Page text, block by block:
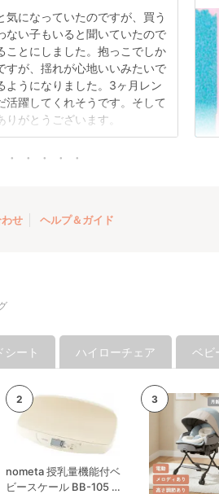
気になっていたのですが、買う
ない子もいると聞いていたので
ことにしました。抱っこでしか
すが、揺れが心地いいみたいで
ようになりました。3ヶ月レン
活躍してくれそうです。そして
がとうございます。
せ ヘルプ＆ガイド
シート ハイローチェア ベビ
nometa 授乳量機能付ベ
ビースケール BB-105 タ